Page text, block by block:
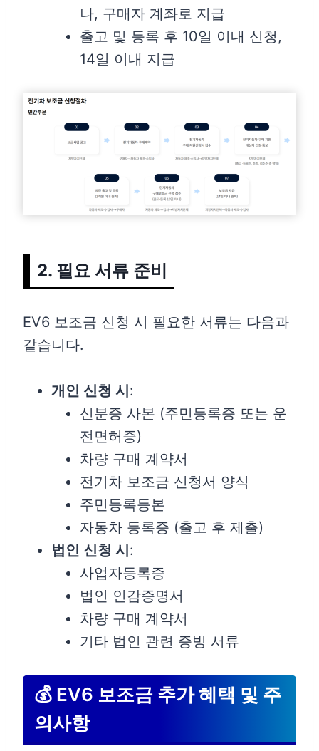
나, 구매자 계좌로 지급
출고 및 등록 후 10일 이내 신청,
14일 이내 지급
2. 필요 서류 준비
EV6 보조금 신청 시 필요한 서류는 다음과
같습니다.
개인 신청 시:
신분증 사본 (주민등록증 또는 운
전면허증)
차량 구매 계약서
전기차 보조금 신청서 양식
주민등록등본
자동차 등록증 (출고 후 제출)
법인 신청 시:
사업자등록증
법인 인감증명서
차량 구매 계약서
기타 법인 관련 증빙 서류
💰 EV6 보조금 추가 혜택 및 주
의사항